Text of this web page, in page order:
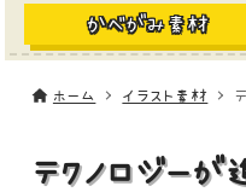
かべがみ素材
ホーム イラスト素材
テクノロジーが